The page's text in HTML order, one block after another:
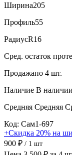
Ширина205
Профиль55
РадиусR16
Сред. остаток
Продажапо 4 шт.
Наличие В
Средняя Средняя
Код: Сам1-697
+Скидка 20% на
900 ₽ / 1 шт